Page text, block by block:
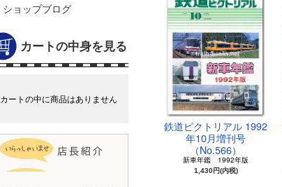
ショップブログ
カートの中身を見る
カートの中に商品はありません
鉄道ピクトリアル 1992
年10月増刊号
（No.566）
新車年鑑 1992年版
1,430円(内税)